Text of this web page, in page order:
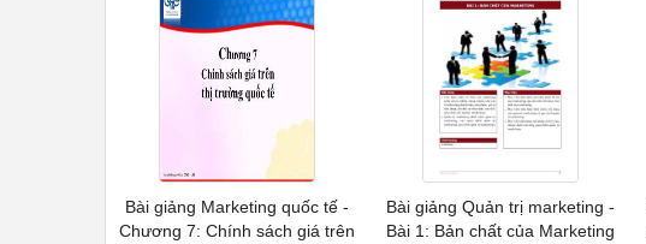
Bài giảng Marketing quốc tế -
Chương 7: Chính sách giá trên
Bài giảng Quản trị marketing -
Bài 1: Bản chất của Marketing